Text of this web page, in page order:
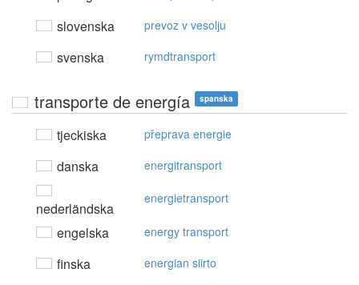
slovenska prevoz v vesolju
svenska rymdtransport
transporte de energía spanska
tjeckiska přeprava energie
danska energitransport
nederländska
energietransport
engelska energy transport
finska energian siirto